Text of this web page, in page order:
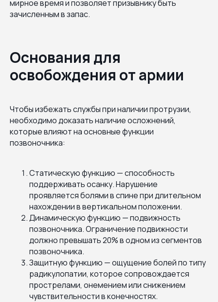
мирное время и позволяет призывнику быть
зачисленным в запас.
Основания для
освобождения от армии
Чтобы избежать службы при наличии протрузии,
необходимо доказать наличие осложнений,
которые влияют на основные функции
позвоночника:
Статическую функцию — способность
поддерживать осанку. Нарушение
проявляется болями в спине при длительном
нахождении в вертикальном положении.
Динамическую функцию — подвижность
позвоночника. Ограничение подвижности
должно превышать 20% в одном из сегментов
позвоночника.
Защитную функцию — ощущение болей по типу
радикулопатии, которое сопровождается
прострелами, онемением или снижением
чувствительности в конечностях.